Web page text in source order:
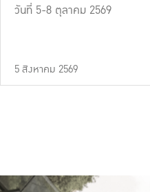
วันที่ 5-8 ตุลาคม 2569
5 สิงหาคม 2569